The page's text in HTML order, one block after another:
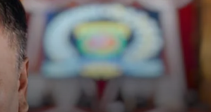
DPRD Samarinda Dorong
Perencanaan Matang Pemenuhan
Guru, Jaga Keseimbangan Kebutuhan
Pendidikan dan Fiskal Daerah
Generasi Emas 2045 Terancam, DPRD
Soroti Kekurangan Guru di Samarinda